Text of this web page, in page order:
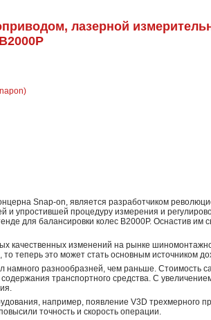
лазерной
Snap-on, является разработчиком
и упростившей процедуру измерения и
для балансировки колес B2000P. Оснастив
качественных изменений на рынке
теперь это может стать основным источником
разнообразней, чем раньше. Стоимость
транспортного средства. С
например, появление V3D трехмерного
точность и скорость операции.